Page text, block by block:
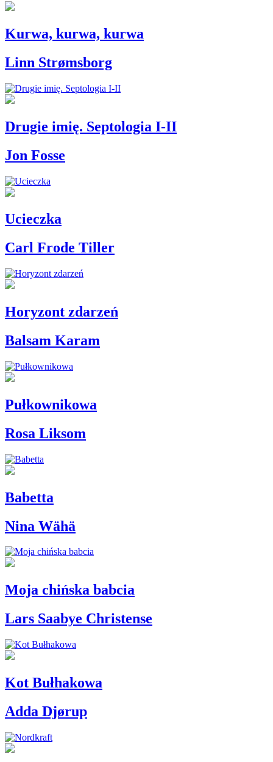
Kurwa, kurwa, kurwa
Linn Strømsborg
Drugie imię. Septologia I-II
Jon Fosse
Ucieczka
Carl Frode Tiller
Horyzont zdarzeń
Balsam Karam
Pułkownikowa
Rosa Liksom
Babetta
Nina Wähä
Moja chińska babcia
Lars Saabye Christense
Kot Bułhakowa
Adda Djørup